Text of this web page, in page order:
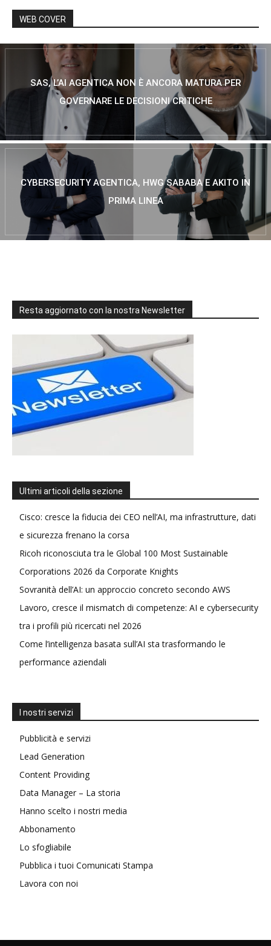
WEB COVER
SAS, L’AI AGENTICA NON È ANCORA MATURA PER
GOVERNARE LE DECISIONI CRITICHE
CYBERSECURITY AGENTICA, HWG SABABA E AKITO IN
PRIMA LINEA
Resta aggiornato con la nostra Newsletter
Ultimi articoli della sezione
Cisco: cresce la fiducia dei CEO nell’AI, ma infrastrutture, dati
e sicurezza frenano la corsa
Ricoh riconosciuta tra le Global 100 Most Sustainable
Corporations 2026 da Corporate Knights
Sovranità dell’AI: un approccio concreto secondo AWS
Lavoro, cresce il mismatch di competenze: AI e cybersecurity
tra i profili più ricercati nel 2026
Come l’intelligenza basata sull’AI sta trasformando le
performance aziendali
I nostri servizi
Pubblicità e servizi
Lead Generation
Content Providing
Data Manager – La storia
Hanno scelto i nostri media
Abbonamento
Lo sfogliabile
Pubblica i tuoi Comunicati Stampa
Lavora con noi